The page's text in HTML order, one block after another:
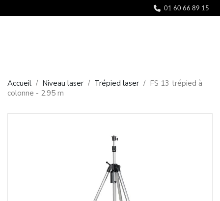
01 60 66 89 15
Accueil Niveau laser Trépied laser
FS 13 trépied à
colonne - 2.95 m